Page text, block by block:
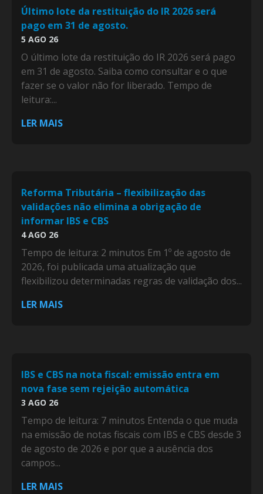
Último lote da restituição do IR 2026 será
pago em 31 de agosto.
5 AGO 26
O último lote da restituição do IR 2026 será pago
em 31 de agosto. Saiba como consultar e o que
fazer se o valor não for liberado. Tempo de
leitura:...
LER MAIS
Reforma Tributária – flexibilização das
validações não elimina a obrigação de
informar IBS e CBS
4 AGO 26
Tempo de leitura: 2 minutos Em 1º de agosto de
2026, foi publicada uma atualização que
flexibilizou determinadas regras de validação dos...
LER MAIS
IBS e CBS na nota fiscal: emissão entra em
nova fase sem rejeição automática
3 AGO 26
Tempo de leitura: 7 minutos Entenda o que muda
na emissão de notas fiscais com IBS e CBS desde 3
de agosto de 2026 e por que a ausência dos
campos...
LER MAIS